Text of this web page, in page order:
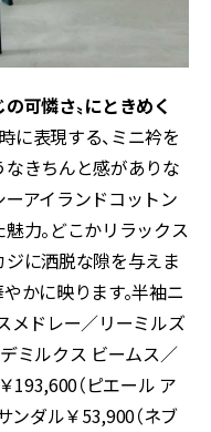
可憐さ〟にときめく
に表現する、ミニ衿を
なきちんと感がありな
アイランドコットン
力。どこかリラックス
ジに洒脱な隙を与えま
かに映ります。半袖ニ
メドレー／リーミルズ
ミルクス ビームス／
193,600（ピエール ア
ンダル￥53,900（ネブ